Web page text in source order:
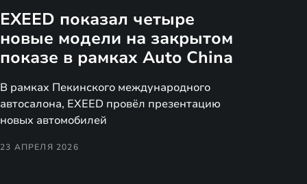
EXEED показал четыре
новые модели на закрытом
показе в рамках Auto China
В рамках Пекинского международного
автосалона, EXEED провёл презентацию
новых автомобилей
23 АПРЕЛЯ 2026